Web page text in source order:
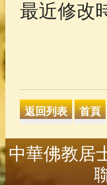
最近修改
中華佛教居